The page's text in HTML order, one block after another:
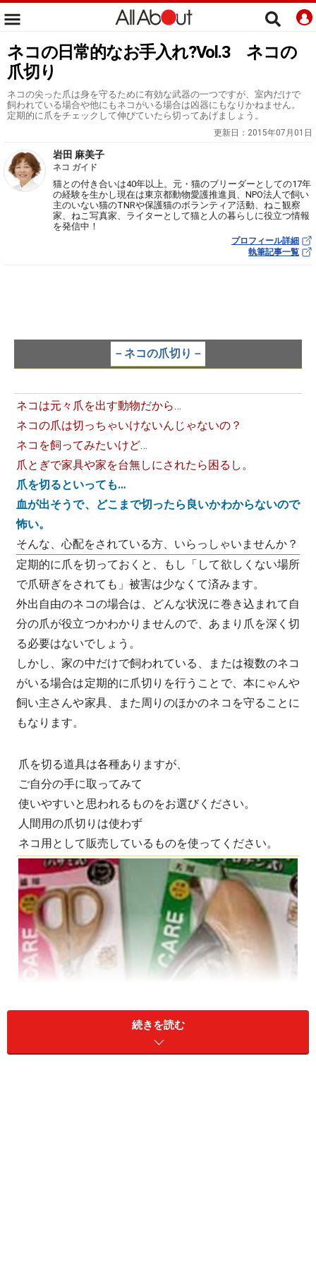
ネコの日常的なお手入れ?Vol.3 ネコの
爪切り
ネコの尖った爪は身を守るために有効な武器の一つですが、室内だけで
飼われている場合や他にもネコがいる場合は凶器にもなりかねません。
定期的に爪をチェックして伸びていたら切ってあげましょう。
更新日： 2015年07月01日
岩田 麻美子
ネコ ガイド
猫との付き合いは40年以上。元・猫のブリーダーとしての17年
の経験を生かし現在は東京都動物愛護推進員、NPO法人で飼い
主のいない猫のTNRや保護猫のボランティア活動、ねこ観察
家、ねこ写真家、ライターとして猫と人の暮らしに役立つ情報
を発信中！
プロフィール詳細
執筆記事一覧
－ネコの爪切り－
ネコは元々爪を出す動物だから…
ネコの爪は切っちゃいけないんじゃないの？
ネコを飼ってみたいけど…
爪とぎで家具や家を台無しにされたら困るし。
爪を切るといっても…
血が出そうで、どこまで切ったら良いかわからないので
怖い。
そんな、心配をされている方、いらっしゃいませんか？
定期的に爪を切っておくと、もし「して欲しくない場所
で爪研ぎをされても」被害は少なくて済みます。
外出自由のネコの場合は、どんな状況に巻き込まれて自
分の爪が役立つかわかりませんので、あまり爪を深く切
る必要はないでしょう。
しかし、家の中だけで飼われている、または複数のネコ
がいる場合は定期的に爪切りを行うことで、本にゃんや
飼い主さんや家具、また周りのほかのネコを守ることに
もなります。
爪を切る道具は各種ありますが、
ご自分の手に取ってみて
使いやすいと思われるものをお選びください。
人間用の爪切りは使わず
ネコ用として販売しているものを使ってください。
続きを読む